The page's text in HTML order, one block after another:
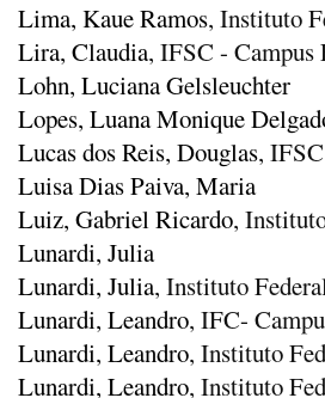
Lima, Kaue Ramos, Instituto
Lira, Claudia, IFSC -
Lohn, Luciana Gelsleuchter
Lopes, Luana Monique
Lucas dos Reis, Douglas,
Luisa Dias Paiva, Maria
Luiz, Gabriel Ricardo,
Lunardi, Julia
Lunardi, Julia, Instituto
Lunardi, Leandro, IFC-
Lunardi, Leandro, Instituto
Lunardi, Leandro, Instituto